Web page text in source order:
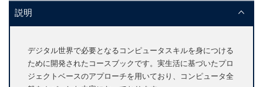
説明
デジタル世界で必要となるコンピュータスキルを身につける
ために開発されたコースブックです。実生活に基づいたプロ
ジェクトベースのアプローチを用いており、コンピュータ全